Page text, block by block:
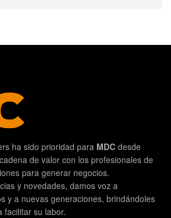
ha sido prioridad para MDC desde
de valor con los profesionales de
para generar negocios.
y novedades, damos voz a
y a nuevas generaciones, brindándoles
facilitar su labor.